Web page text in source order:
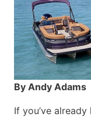
By Andy Adams
If you’ve